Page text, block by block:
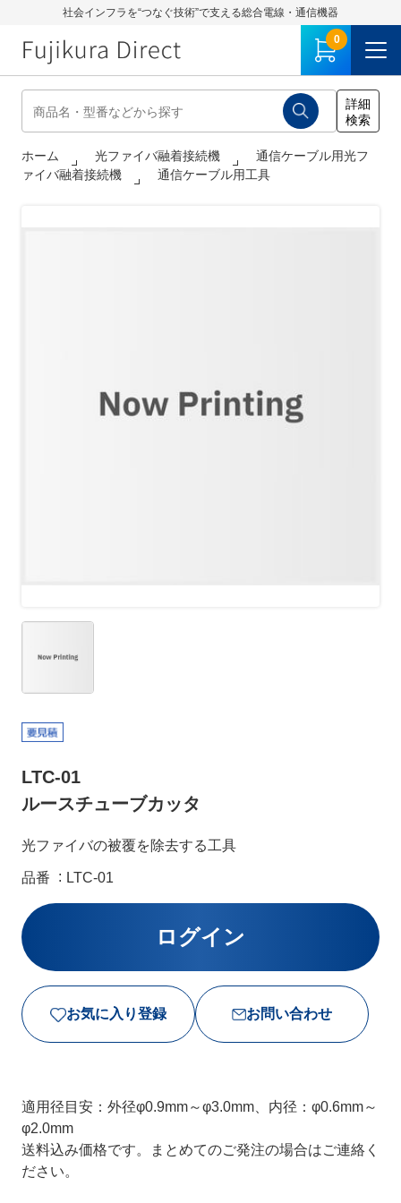
社会インフラを“つなぐ技術”で支える総合電線・通信機器
0
ホーム 光ファイバ融着接続機
通信ケーブル用光フ
ァイバ融着接続機
通信ケーブル用工具
LTC-01
ルースチューブカッタ
光ファイバの被覆を除去する工具
品番 LTC-01
お気に入り登録 お問い合わせ
適用径目安：外径φ0.9mm～φ3.0mm、内径：φ0.6mm～
φ2.0mm
送料込み価格です。まとめてのご発注の場合はご連絡く
ださい。